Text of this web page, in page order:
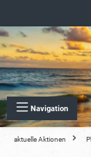
Navigation
aktuelle Aktionen